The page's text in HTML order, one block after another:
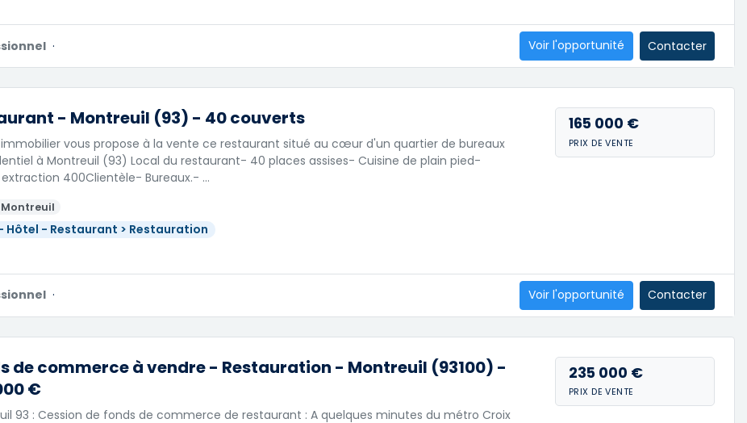
· Voir l'opportunité Contacter
- Montreuil (93) - 40 couverts
vous propose à la vente ce restaurant situé au cœur d'un quartier de bureaux
à Montreuil (93) Local du restaurant- 40 places assises- Cuisine de plain pied-
extraction 400Clientèle- Bureaux.- …
Montreuil
Hôtel - Restaurant > Restauration
165 000 €
PRIX DE VENTE
· Voir l'opportunité Contacter
de commerce à vendre - Restauration - Montreuil (93100) -
€
93 : Cession de fonds de commerce de restaurant : A quelques minutes du métro Croix
235 000 €
PRIX DE VENTE